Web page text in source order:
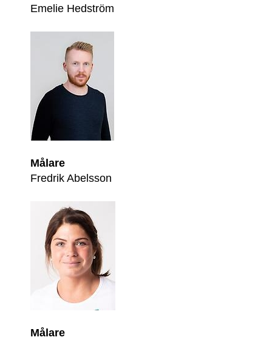
Emelie Hedström
Målare
Fredrik Abelsson
Målare